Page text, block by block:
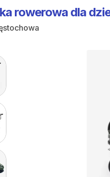
rowerowa dla